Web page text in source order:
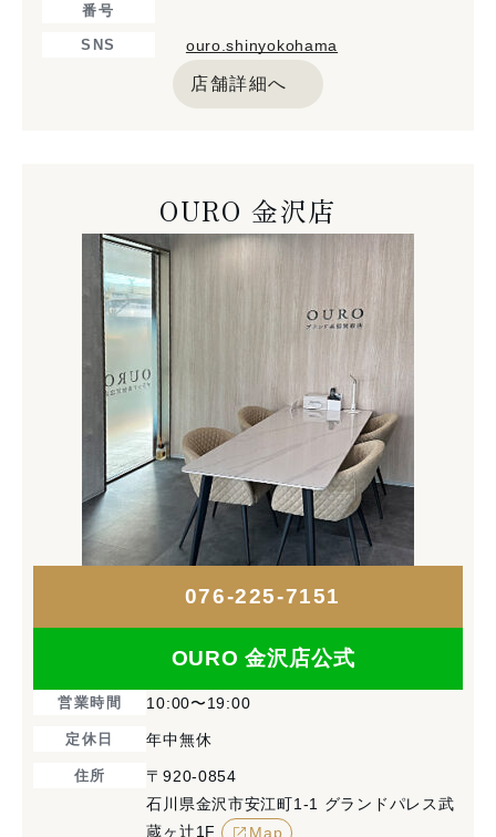
番号
SNS ouro.shinyokohama
店舗詳細へ
OURO 金沢店
076-225-7151
OURO 金沢店公式
営業時間 10:00〜19:00
定休日 年中無休
住所
〒920-0854
石川県金沢市安江町1-1 グランドパレス武
蔵ヶ辻1F
Map